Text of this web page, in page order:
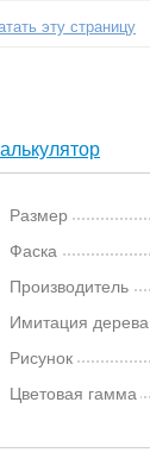
эту страницу
Размер
Фаска
Производитель
Имитация дерева
Рисунок
Цветовая гамма